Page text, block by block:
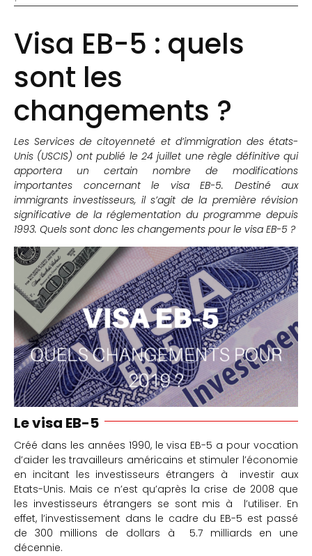
Visa EB-5 : quels
sont les
changements ?
Les Services de citoyenneté et d’immigration des états-
Unis (USCIS) ont publié le 24 juillet une règle définitive qui
apportera un certain nombre de modifications
importantes concernant le visa EB-5. Destiné aux
immigrants investisseurs, il s’agit de la première révision
significative de la réglementation du programme depuis
1993. Quels sont donc les changements pour le visa EB-5 ?
Le visa EB-5
Créé dans les années 1990, le visa EB-5 a pour vocation
d’aider les travailleurs américains et stimuler l’économie
en incitant les investisseurs étrangers à investir aux
Etats-Unis. Mais ce n’est qu’après la crise de 2008 que
les investisseurs étrangers se sont mis à l’utiliser. En
effet, l’investissement dans le cadre du EB-5 est passé
de 300 millions de dollars à 5.7 milliards en une
décennie.